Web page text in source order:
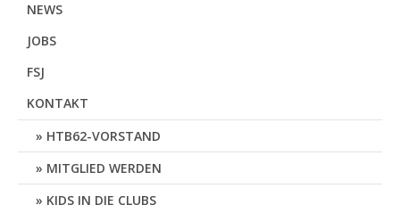
NEWS
JOBS
FSJ
KONTAKT
HTB62-VORSTAND
MITGLIED WERDEN
KIDS IN DIE CLUBS